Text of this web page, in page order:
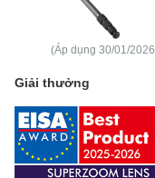
(Áp dụng 30/01/
Giải thưởng